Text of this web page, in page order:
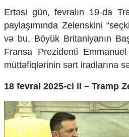
Zəfər - 5
Gənclər və İdman
Media və QHT
Hadisə
Sağlamlıq
Sosium
Mənəvi dəyərlər
Mətbuat-150
Əlaqə
Ertəsi gün, fevral ın 19-da
paylaşımında Zelenskini “se
və bu, Böyük Britaniyanın
Fransa Prezidenti
müttəfiqlərinin sərt iradlarına s
18 fevral 2025-ci il – Tramp